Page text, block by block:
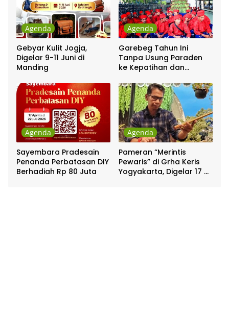
Agenda
Gebyar Kulit Jogja,
Digelar 9-11 Juni di
Manding
Agenda
Garebeg Tahun Ini
Tanpa Usung Paraden
ke Kepatihan dan
Agenda
Sayembara Pradesain
Penanda Perbatasan DIY
Berhadiah Rp 80 Juta
Agenda
Pameran “Merintis
Pewaris” di Grha Keris
Yogyakarta, Digelar 17 –